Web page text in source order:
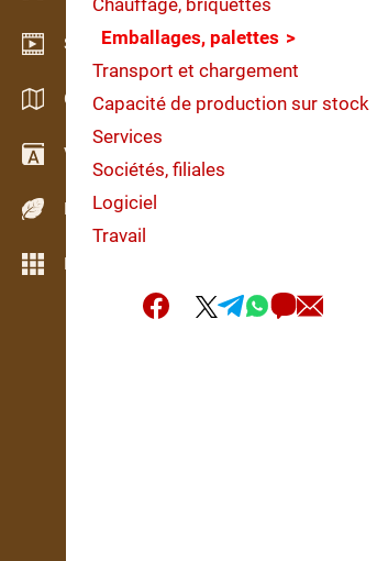
Schowroom vidéo
Catalogues / Brochures
Vocabulaire
Espèces de bois
Plus de fonctions
Chauffage, briquettes
Emballages, palettes
Transport et chargement
Capacité de production sur stock
Services
Sociétés, filiales
Logiciel
Travail